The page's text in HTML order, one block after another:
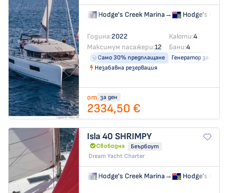
Hodge's Creek Marina→ Hodge's
Година:2022 Каюти:4
Максимум пасажери:12 Бани:4
Само 30% предплащане
Генератор за ток
Незабавна резервация
от за ден
2334,50 €
Isla 40 SHRIMPY
Свободна
Беърбоут
Dream Yacht Charter
Hodge's Creek Marina→ Hodge's